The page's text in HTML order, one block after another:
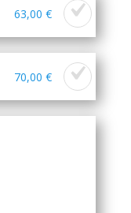
63,00 €
70,00 €